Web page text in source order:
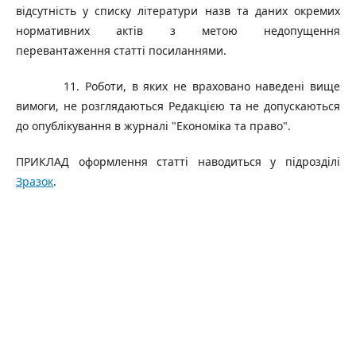
відсутність у списку літератури назв та даних окремих
нормативних актів з метою недопущення
перевантаження статті посиланнями.
11. Роботи, в яких не враховано наведені вище
вимоги, не розглядаються Редакцією та не допускаються
до опублікування в журналі "Економіка та право".
ПРИКЛАД оформлення статті наводиться у підрозділі
Зразок.